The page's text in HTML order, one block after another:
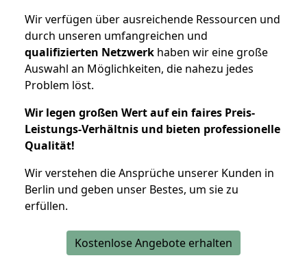
Wir verfügen über ausreichende Ressourcen und
durch unseren umfangreichen und
qualifizierten Netzwerk haben wir eine große
Auswahl an Möglichkeiten, die nahezu jedes
Problem löst.
Wir legen großen Wert auf ein faires Preis-
Leistungs-Verhältnis und bieten professionelle
Qualität!
Wir verstehen die Ansprüche unserer Kunden in
Berlin und geben unser Bestes, um sie zu
erfüllen.
Kostenlose Angebote erhalten